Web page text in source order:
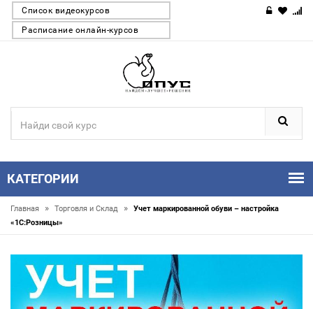
Список видеокурсов
Расписание онлайн-курсов
КАТЕГОРИИ
Главная » Торговля и Склад »
Учет маркированной обуви – настройка
«1С:Розницы»